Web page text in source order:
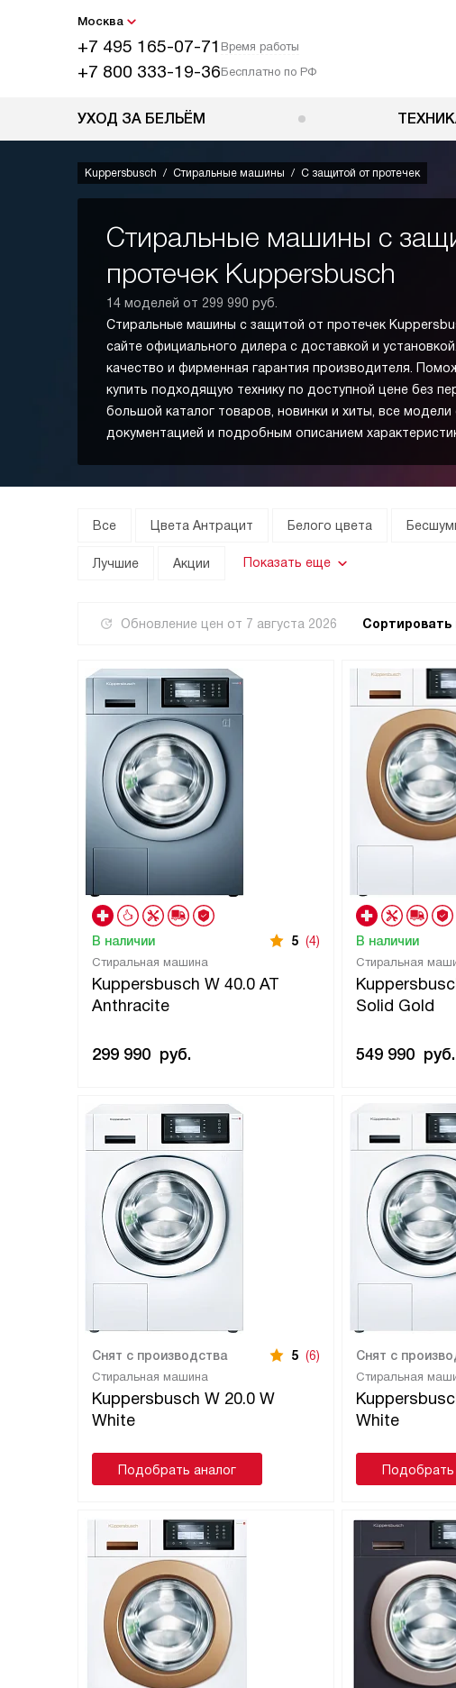
Москва
+7 495 165-07-71 Время работы
+7 800 333-19-36Бесплатно по РФ
УХОД ЗА БЕЛЬЁМ
Kuppersbusch Стиральные машины С защитой от протечек
Стиральные машины с
протечек Kuppersbusch
14 моделей от 299 990 руб.
Стиральные машины с защитой от протечек
сайте официального дилера с доставкой и
качество и фирменная гарантия производителя.
купить подходящую технику по доступной цене без
большой каталог товаров, новинки и хиты, все модели
документацией и подробным описанием
Все Цвета Антрацит Белого цвета
Лучшие Акции Показать еще
Обновление цен от 7 августа 2026 Сортировать
Стиральная машина
Kuppersbusch W 40.0 AT
Anthracite
В наличии 5 (4)
299 990 руб.
Стиральная
Solid Gold
В наличии
549 990 руб.
Стиральная машина
Kuppersbusch W 20.0 W
White
Снят с производства 5 (6)
Подобрать аналог
Стиральная
White
Снят с
Подобрать